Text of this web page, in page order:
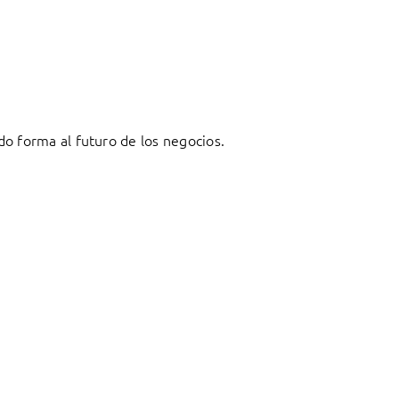
forma al futuro de los negocios.